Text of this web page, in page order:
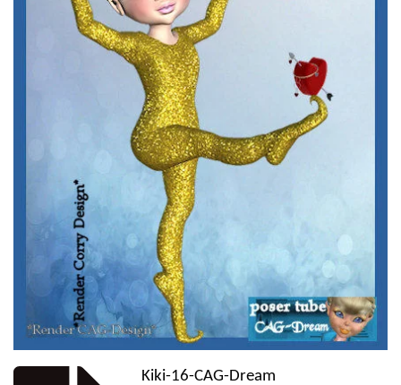
Kiki-16-CAG-Dream